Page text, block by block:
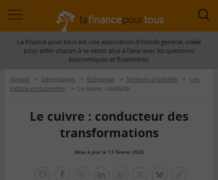
àLa finance pour tous est une association d’intérêt général, créée
pour aider chacun à se sentir plus à l’aise avec les questions
économiques et financières.
Accueil > Décryptages > Entreprise > Secteurs d’activités >
Les
métaux en économie
> Le cuivre : conducteur des transformations
Le cuivre : conducteur des
transformations
Mise à jour le 13 février 2026